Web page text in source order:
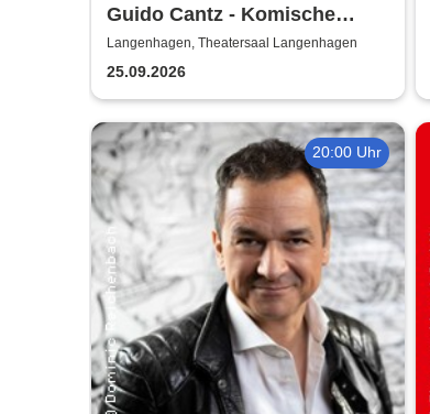
Guido Cantz - Komische
Zeiten | Das neue Programm
Langenhagen, Theatersaal Langenhagen
25.09.2026
20:00 Uhr